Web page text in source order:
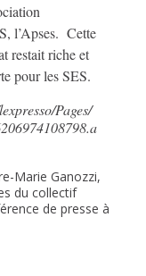
l’Apses. Cette
restait riche et
pour les SES.
Pages/